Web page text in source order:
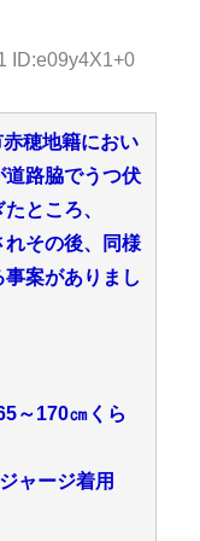
ID:e09y4X1+0
穂地籍におい
路脇でうつ伏
ところ、
れその後、同様
案がありまし
～170㎝くら
ャージ着用